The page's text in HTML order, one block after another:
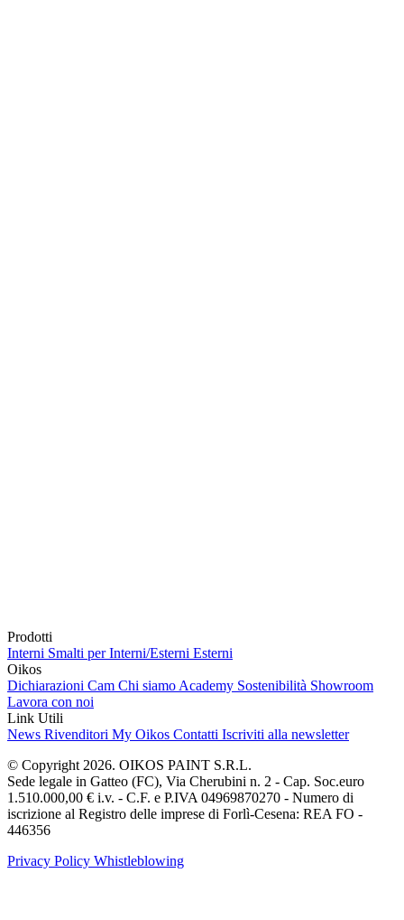
Prodotti
Interni Smalti per Interni/Esterni Esterni
Oikos
Dichiarazioni Cam Chi siamo Academy Sostenibilità Showroom
Lavora con noi
Link Utili
News Rivenditori My Oikos Contatti Iscriviti alla newsletter
© Copyright 2026. OIKOS PAINT S.R.L.
Sede legale in Gatteo (FC), Via Cherubini n. 2 - Cap. Soc.euro
1.510.000,00 € i.v. - C.F. e P.IVA 04969870270 - Numero di
iscrizione al Registro delle imprese di Forlì-Cesena: REA FO -
446356
Privacy Policy Whistleblowing